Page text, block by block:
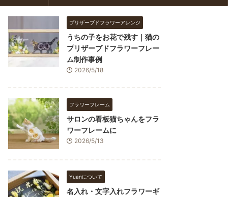
プリザーブドフラワーアレンジ
うちの子をお花で残す｜猫の
プリザーブドフラワーフレー
ム制作事例
2026/5/18
フラワーフレーム
サロンの看板猫ちゃんをフラ
ワーフレームに
2026/5/13
Yuanについて
名入れ・文字入れフラワーギ